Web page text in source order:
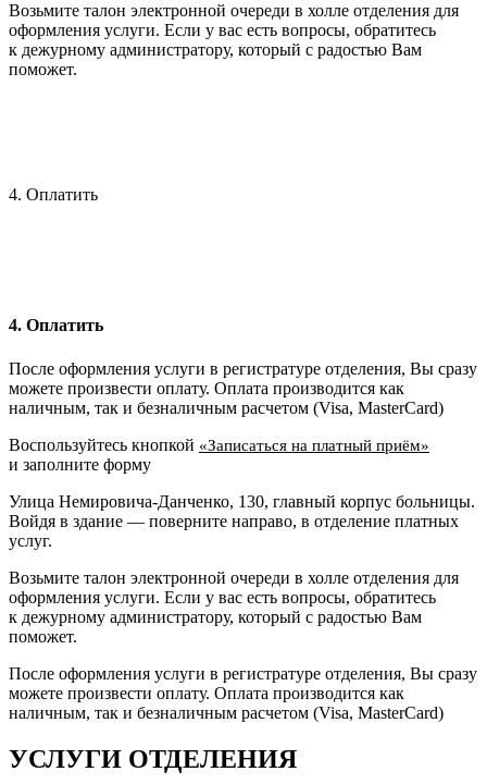
Возьмите талон электронной очереди в холле отделения для
оформления услуги. Если у вас есть вопросы, обратитесь
к дежурному администратору, который с радостью Вам
поможет.
4. Оплатить
4. Оплатить
После оформления услуги в регистратуре отделения, Вы сразу
можете произвести оплату. Оплата производится как
наличным, так и безналичным расчетом (Visa, MasterCard)
Воспользуйтесь кнопкой «Записаться на платный приём»
и заполните форму
Улица Немировича-Данченко, 130, главный корпус больницы.
Войдя в здание — поверните направо, в отделение платных
услуг.
Возьмите талон электронной очереди в холле отделения для
оформления услуги. Если у вас есть вопросы, обратитесь
к дежурному администратору, который с радостью Вам
поможет.
После оформления услуги в регистратуре отделения, Вы сразу
можете произвести оплату. Оплата производится как
наличным, так и безналичным расчетом (Visa, MasterCard)
УСЛУГИ ОТДЕЛЕНИЯ